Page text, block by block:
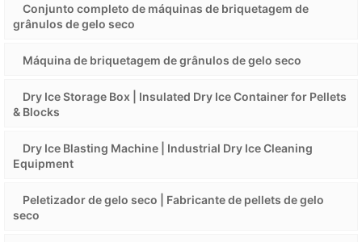
Conjunto completo de máquinas de briquetagem de
grânulos de gelo seco
Máquina de briquetagem de grânulos de gelo seco
Dry Ice Storage Box | Insulated Dry Ice Container for Pellets
& Blocks
Dry Ice Blasting Machine | Industrial Dry Ice Cleaning
Equipment
Peletizador de gelo seco | Fabricante de pellets de gelo
seco